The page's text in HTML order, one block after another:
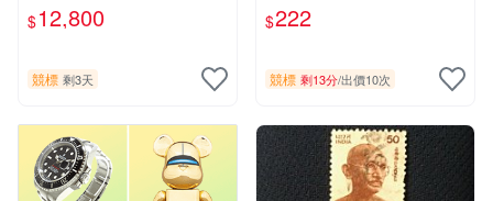
$12,800
競標 剩3天
$222
競標 剩13分/出價10次